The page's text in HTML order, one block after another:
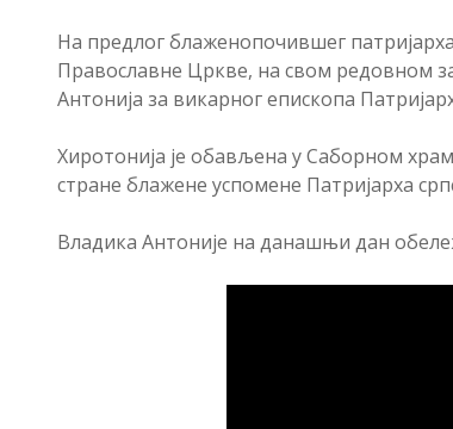
На предлог блаженопочившег
Православне Цркве, на свом редовном
Антонија за викарног епископа
Хиротонија је обављена у Саборном
стране блажене успомене Патријарха
Владика Антоније на данашњи дан